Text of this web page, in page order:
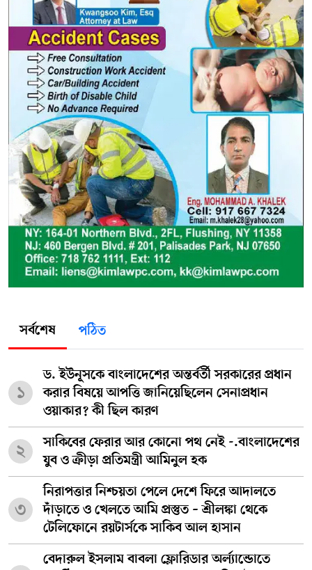
সর্বশেষ পঠিত
১
ড. ইউনূসকে বাংলাদেশের অন্তর্বর্তী সরকারের প্রধান
করার বিষয়ে আপত্তি জানিয়েছিলেন সেনাপ্রধান
ওয়াকার? কী ছিল কারণ
২
সাকিবের ফেরার আর কোনো পথ নেই -.বাংলাদেশের
যুব ও ক্রীড়া প্রতিমন্ত্রী আমিনুল হক
৩
নিরাপত্তার নিশ্চয়তা পেলে দেশে ফিরে আদালতে
দাঁড়াতে ও খেলতে আমি প্রস্তুত – শ্রীলঙ্কা থেকে
টেলিফোনে রয়টার্সকে সাকিব আল হাসান
বেদারুল ইসলাম বাবলা ফ্লোরিডার অর্ল্যান্ডোতে